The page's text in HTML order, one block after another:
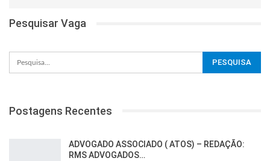
Pesquisar Vaga
Postagens Recentes
ADVOGADO ASSOCIADO ( ATOS) – REDAÇÃO:
RMS ADVOGADOS…